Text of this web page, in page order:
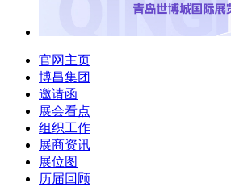
官网主页
博昌集团
邀请函
展会看点
组织工作
展商资讯
展位图
历届回顾